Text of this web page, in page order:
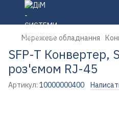
Мережеве обладнання
SFP-T Конвертер,
роз'ємом RJ-45
Артикул: 10000000400